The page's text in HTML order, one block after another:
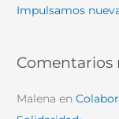
Impulsamos
Comentarios
Malena en